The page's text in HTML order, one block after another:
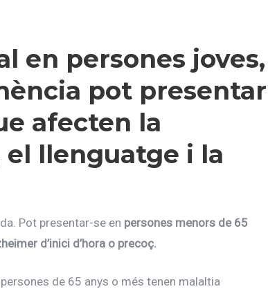
en persones joves,
pot presentar
afecten la
llenguatge i la
Pot presentar-se en persones menors de 65
d’inici d’hora o precoç.
de 65 anys o més tenen malaltia